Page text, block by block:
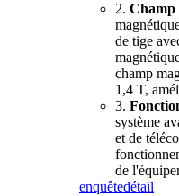
2. Champ
de tige
champ
1,4 T,
3.
système
et de
de
enquêtedétail